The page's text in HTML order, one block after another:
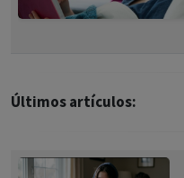
Últimos artículos: